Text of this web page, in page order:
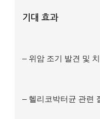
기대 효과
– 위암 조기 발견 및
– 헬리코박터균 관련